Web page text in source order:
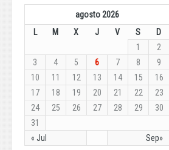
agosto 2026
L
M X J V S D
« Jul Sep»
1
2
3
4 5 6 7 8
9
10
11 12 13 14 15
16
17
18 19 20 21 22
23
24
25 26 27 28 29
30
31